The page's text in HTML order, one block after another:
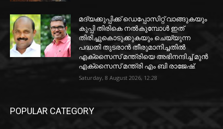
മദ്യക്കുപ്പിക്ക് ഡെപ്പോസിറ്റ് വാങ്ങുകയും
കുപ്പി തിരികെ നല്‍കുമ്പോള്‍ ഇത്
തിരിച്ചുകൊടുക്കുകയും ചെയ്യുന്ന
പദ്ധതി തുടരാന്‍ തീരുമാനിച്ചതില്‍
എക്‌സൈസ് മന്ത്രിയെ അഭിനന്ദിച്ച് മുന്‍
എക്‌സൈസ് മന്ത്രി എം ബി രാജേഷ്.
Saturday, 8 August 2026, 12:28
POPULAR CATEGORY